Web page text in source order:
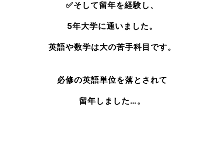
✅そして留年を経験し、
5年大学に通いました。
英語や数学は大の苦手科目です。
必修の英語単位を落とされて
留年しました…。